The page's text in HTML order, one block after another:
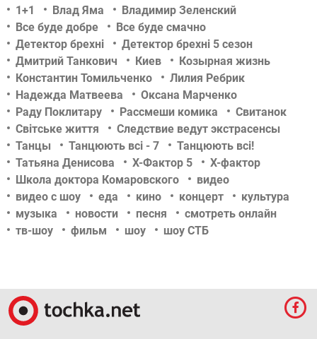
1+1 Влад Яма
Владимир Зеленский
Все буде добре
Все буде смачно
Детектор брехні
Детектор брехні 5 сезон
Дмитрий Танкович
Киев
Козырная жизнь
Константин Томильченко
Лилия Ребрик
Надежда Матвеева
Оксана Марченко
Раду Поклитару
Рассмеши комика
Свитанок
Світське життя
Следствие ведут экстрасенсы
Танцы
Танцюють всі - 7
Танцюють всі!
Татьяна Денисова
Х-Фактор 5
Х-фактор
Школа доктора Комаровского
видео
видео с шоу
еда кино концерт
культура
музыка
новости песня
смотреть онлайн
тв-шоу
фильм шоу шоу СТБ